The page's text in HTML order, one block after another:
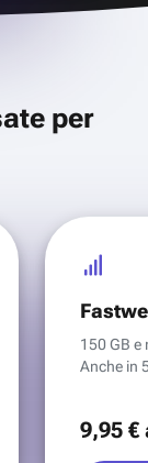
per
150 GB e
Anche in
9,95 €